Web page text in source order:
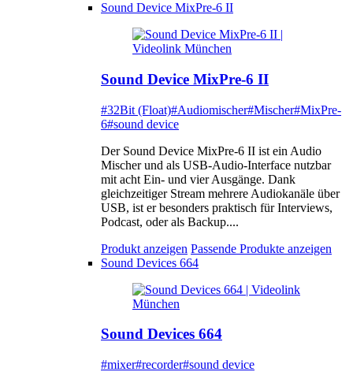
Sound Device MixPre-6 II
Sound Device MixPre-6 II
#32Bit (Float)#Audiomischer#Mischer#MixPre-
6#sound device
Der Sound Device MixPre-6 II ist ein Audio
Mischer und als USB-Audio-Interface nutzbar
mit acht Ein- und vier Ausgänge. Dank
gleichzeitiger Stream mehrere Audiokanäle über
USB, ist er besonders praktisch für Interviews,
Podcast, oder als Backup....
Produkt anzeigen Passende Produkte anzeigen
Sound Devices 664
Sound Devices 664
#mixer#recorder#sound device